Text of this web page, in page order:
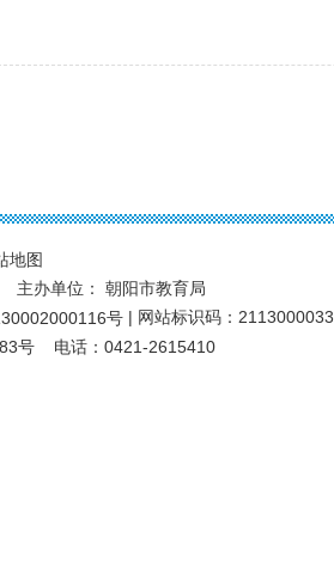
地图
主办单位： 朝阳市教育局
号 | 网站标识码：2113000033
号 电话：0421-2615410